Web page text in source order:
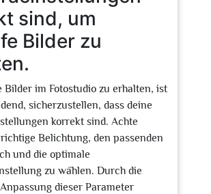
sind, um
Bilder zu
Bilder im Fotostudio zu erhalten, ist
sicherzustellen, dass deine
korrekt sind. Achte
Belichtung, den passenden
und die optimale
zu wählen. Durch die
dieser Parameter